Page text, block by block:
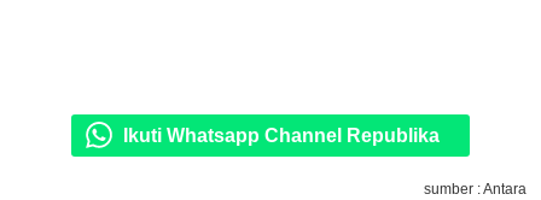
Ikuti Whatsapp Channel Republika
sumber : Antara